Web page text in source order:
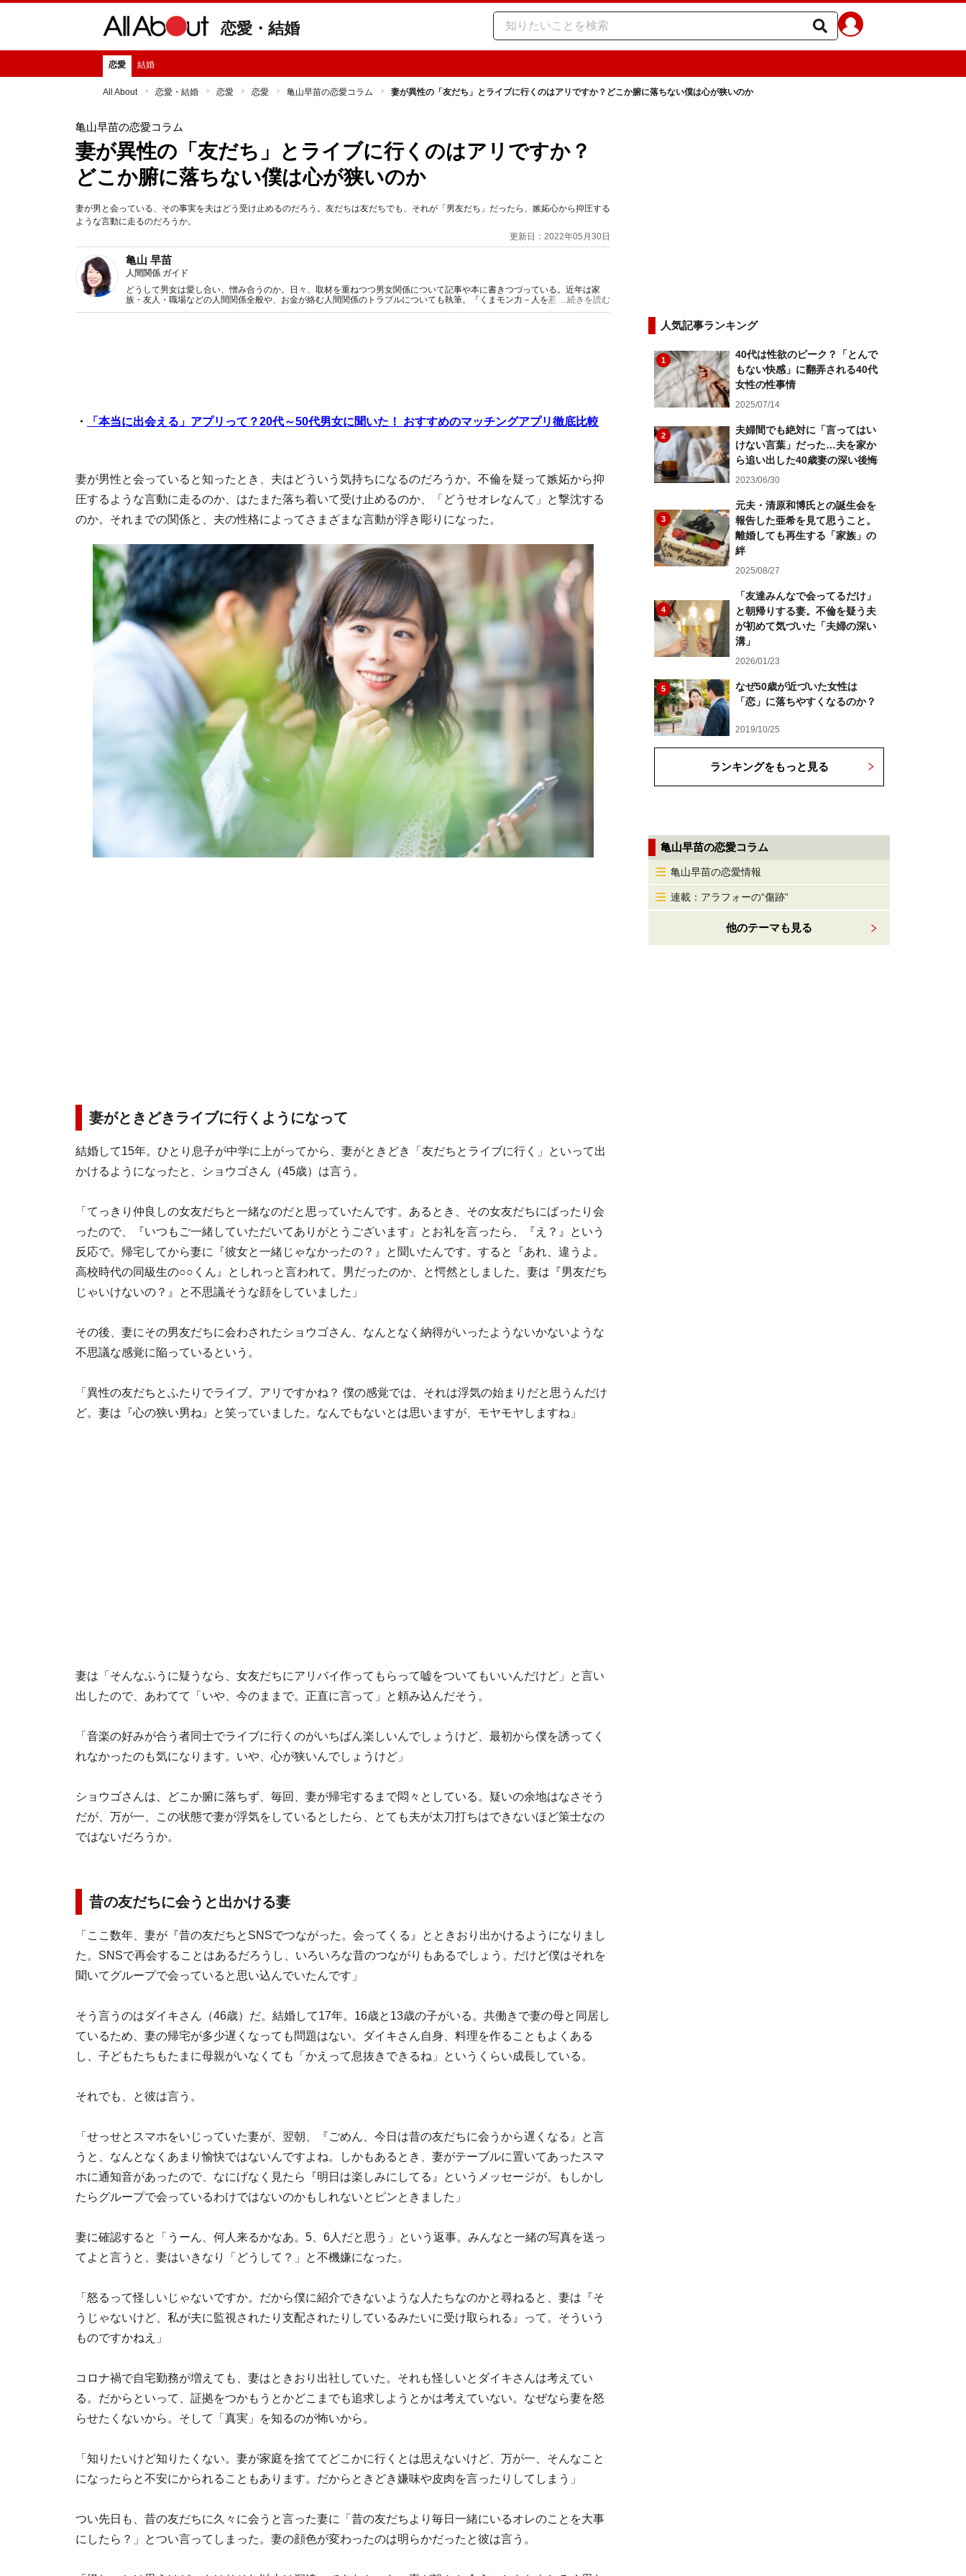
恋愛・結婚
恋愛 結婚
All About 恋愛・結婚 恋愛 恋愛 亀山早苗の恋愛コラム 妻が異性の「友だち」とライブに行くのはアリですか？どこか腑に落ちない僕は心が狭いのか
亀山早苗の恋愛コラム
妻が異性の「友だち」とライブに行くのはアリですか？
どこか腑に落ちない僕は心が狭いのか
妻が男と会っている、その事実を夫はどう受け止めるのだろう。友だちは友だちでも、それが「男友だち」だったら、嫉妬心から抑圧する
ような言動に走るのだろうか。
更新日：2022年05月30日
亀山 早苗
人間関係 ガイド
どうして男女は愛し合い、憎み合うのか。日々、取材を重ねつつ男女関係について記事や本に書きつづっている。近年は家
族・友人・職場などの人間関係全般や、お金が絡む人間関係のトラブルについても執筆。『くまモン力－人を惹きつける愛と
魅力の秘密』など著書多数。
...続きを読む
・ 「本当に出会える」アプリって？20代～50代男女に聞いた！ おすすめのマッチングアプリ徹底比較
妻が男性と会っていると知ったとき、夫はどういう気持ちになるのだろうか。不倫を疑って嫉妬から抑
圧するような言動に走るのか、はたまた落ち着いて受け止めるのか、「どうせオレなんて」と撃沈する
のか。それまでの関係と、夫の性格によってさまざまな言動が浮き彫りになった。
妻がときどきライブに行くようになって
結婚して15年。ひとり息子が中学に上がってから、妻がときどき「友だちとライブに行く」といって出
かけるようになったと、ショウゴさん（45歳）は言う。
「てっきり仲良しの女友だちと一緒なのだと思っていたんです。あるとき、その女友だちにばったり会
ったので、『いつもご一緒していただいてありがとうございます』とお礼を言ったら、『え？』という
反応で。帰宅してから妻に『彼女と一緒じゃなかったの？』と聞いたんです。すると『あれ、違うよ。
高校時代の同級生の○○くん』としれっと言われて。男だったのか、と愕然としました。妻は『男友だち
じゃいけないの？』と不思議そうな顔をしていました」
その後、妻にその男友だちに会わされたショウゴさん、なんとなく納得がいったようないかないような
不思議な感覚に陥っているという。
「異性の友だちとふたりでライブ。アリですかね？ 僕の感覚では、それは浮気の始まりだと思うんだけ
ど。妻は『心の狭い男ね』と笑っていました。なんでもないとは思いますが、モヤモヤしますね」
妻は「そんなふうに疑うなら、女友だちにアリバイ作ってもらって嘘をついてもいいんだけど」と言い
出したので、あわてて「いや、今のままで。正直に言って」と頼み込んだそう。
「音楽の好みが合う者同士でライブに行くのがいちばん楽しいんでしょうけど、最初から僕を誘ってく
れなかったのも気になります。いや、心が狭いんでしょうけど」
ショウゴさんは、どこか腑に落ちず、毎回、妻が帰宅するまで悶々としている。疑いの余地はなさそう
だが、万が一、この状態で妻が浮気をしているとしたら、とても夫が太刀打ちはできないほど策士なの
ではないだろうか。
昔の友だちに会うと出かける妻
「ここ数年、妻が『昔の友だちとSNSでつながった。会ってくる』とときおり出かけるようになりまし
た。SNSで再会することはあるだろうし、いろいろな昔のつながりもあるでしょう。だけど僕はそれを
聞いてグループで会っていると思い込んでいたんです」
そう言うのはダイキさん（46歳）だ。結婚して17年。16歳と13歳の子がいる。共働きで妻の母と同居し
ているため、妻の帰宅が多少遅くなっても問題はない。ダイキさん自身、料理を作ることもよくある
し、子どもたちもたまに母親がいなくても「かえって息抜きできるね」というくらい成長している。
それでも、と彼は言う。
「せっせとスマホをいじっていた妻が、翌朝、『ごめん、今日は昔の友だちに会うから遅くなる』と言
うと、なんとなくあまり愉快ではないんですよね。しかもあるとき、妻がテーブルに置いてあったスマ
ホに通知音があったので、なにげなく見たら『明日は楽しみにしてる』というメッセージが。もしかし
たらグループで会っているわけではないのかもしれないとピンときました」
妻に確認すると「うーん、何人来るかなあ。5、6人だと思う」という返事。みんなと一緒の写真を送っ
てよと言うと、妻はいきなり「どうして？」と不機嫌になった。
「怒るって怪しいじゃないですか。だから僕に紹介できないような人たちなのかと尋ねると、妻は『そ
うじゃないけど、私が夫に監視されたり支配されたりしているみたいに受け取られる』って。そういう
ものですかねえ」
コロナ禍で自宅勤務が増えても、妻はときおり出社していた。それも怪しいとダイキさんは考えてい
る。だからといって、証拠をつかもうとかどこまでも追求しようとかは考えていない。なぜなら妻を怒
らせたくないから。そして「真実」を知るのが怖いから。
「知りたいけど知りたくない。妻が家庭を捨ててどこかに行くとは思えないけど、万が一、そんなこと
になったらと不安にかられることもあります。だからときどき嫌味や皮肉を言ったりしてしまう」
つい先日も、昔の友だちに久々に会うと言った妻に「昔の友だちより毎日一緒にいるオレのことを大事
にしたら？」とつい言ってしまった。妻の顔色が変わったのは明らかだったと彼は言う。
人気記事ランキング
1
40代は性欲のピーク？「とんで
もない快感」に翻弄される40代
女性の性事情
2025/07/14
2
夫婦間でも絶対に「言ってはい
けない言葉」だった…夫を家か
ら追い出した40歳妻の深い後悔
2023/06/30
3
元夫・清原和博氏との誕生会を
報告した亜希を見て思うこと。
離婚しても再生する「家族」の
絆
2025/08/27
4
「友達みんなで会ってるだけ」
と朝帰りする妻。不倫を疑う夫
が初めて気づいた「夫婦の深い
溝」
2026/01/23
5
なぜ50歳が近づいた女性は
「恋」に落ちやすくなるのか？
2019/10/25
ランキングをもっと見る
亀山早苗の恋愛コラム
亀山早苗の恋愛情報
連載：アラフォーの“傷跡”
他のテーマも見る